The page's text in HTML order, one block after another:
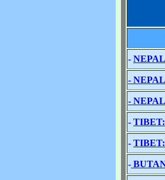
-
- NEPAL
-
- TIBET:
- TIBET:
-